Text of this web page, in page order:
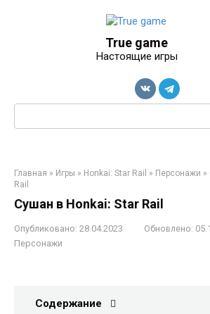
True game
Настоящие игры
Поиск:
Главная » Игры » Honkai: Star Rail » Персонажи »
Rail
Сушан в Honkai: Star Rail
Опубликовано: 28.04.2023 Обновлено:
Персонажи
Содержание